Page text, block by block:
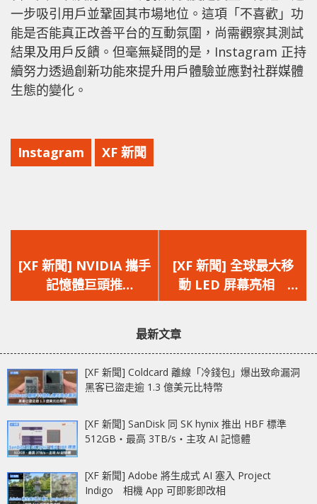
一步吸引用戶並鞏固其市場地位。這項「不喜歡」功
能是否能真正改善平台的互動氛圍，尚需觀察其測試
結果及用戶反饋。但毫無疑問的是，Instagram 正持
續努力透過創新功能來提升用戶體驗並應對社群媒體
生態的變化。
Instagram XF 新聞
一
篇
文
[XF 新聞] NVIDIA 攜手
記憶體巨頭推
SOCAMM 標準 聯同
及 Micron 為 AI PC 性
一
篇
文
[XF 新聞] 全球最大移
動 LED 屏幕亮相
767″ 由 374 塊
成‧4K 支援 3,840Hz
最新文章
[XF 新聞] Coldcard 離線「冷錢包」爆出致命漏洞
黑客已盜走逾 1.3 億美元比特幣
[XF 新聞] SanDisk 同 SK hynix 推出 HBF 標準
512GB‧最高 3TB/s‧主攻 AI 記憶體
[XF 新聞] Adobe 將生成式 AI 塞入 Project
Indigo 相機 App 可即影即改相